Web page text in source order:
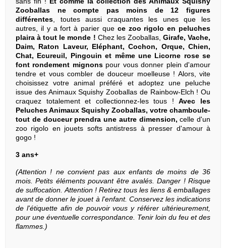
Zooballas ne compte pas moins de 12 figures
différentes, toutes aussi craquantes les unes que les
autres, il y a fort à parier que ce zoo rigolo en peluches
plaira à tout le monde ! Chez les Zooballas, Girafe, Vache,
Daim, Raton Laveur, Eléphant, Cochon, Orque, Chien,
Chat, Ecureuil, Pingouin et même une Licorne rose se
font rondement mignonspour vous donner plein d'amour
tendre et vous combler de douceur moelleuse ! Alors, vite
choisissez votre animal préféré et adoptez une peluche
issue des Animaux Squishy Zooballas de Rainbow-Elch ! Ou
craquez totalement et collectionnez-les tous !Avec les
Peluches Animaux Squishy Zooballas, votre chamboule-
tout de douceur prendra une autre dimension, celle d'un
zoo rigolo en jouets softs antistress à presser d'amour à
gogo !
3 ans+
(Attention ! ne convient pas aux enfants de moins de 36
mois. Petits éléments pouvant être avalés. Danger ! Risque
de suffocation.Attention ! Retirez tous les liens & emballages
avant de donner le jouet à l'enfant. Conservez les indications
de l'étiquette afin de pouvoir vous y référer ultérieurement,
pour une éventuelle correspondance. Tenir loin du feu et des
flammes.)